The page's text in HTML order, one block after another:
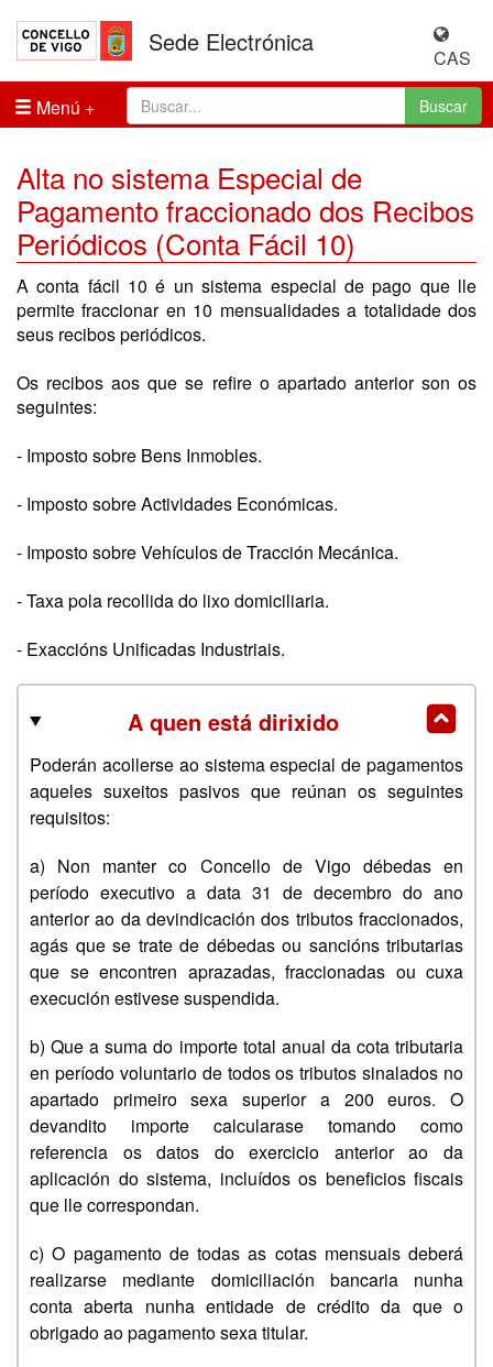
Sede Electrónica
CAS
Menú
Buscar
Alta no sistema Especial de
Pagamento fraccionado dos Recibos
Periódicos (Conta Fácil 10)
A conta fácil 10 é un sistema especial de pago que lle
permite fraccionar en 10 mensualidades a totalidade dos
seus recibos periódicos.
Os recibos aos que se refire o apartado anterior son os
seguintes:
- Imposto sobre Bens Inmobles.
- Imposto sobre Actividades Económicas.
- Imposto sobre Vehículos de Tracción Mecánica.
- Taxa pola recollida do lixo domiciliaria.
- Exaccións Unificadas Industriais.
A quen está dirixido
Poderán acollerse ao sistema especial de pagamentos
aqueles suxeitos pasivos que reúnan os seguintes
requisitos:
a) Non manter co Concello de Vigo débedas en
período executivo a data 31 de decembro do ano
anterior ao da devindicación dos tributos fraccionados,
agás que se trate de débedas ou sancións tributarias
que se encontren aprazadas, fraccionadas ou cuxa
execución estivese suspendida.
b) Que a suma do importe total anual da cota tributaria
en período voluntario de todos os tributos sinalados no
apartado primeiro sexa superior a 200 euros. O
devandito importe calcularase tomando como
referencia os datos do exercicio anterior ao da
aplicación do sistema, incluídos os beneficios fiscais
que lle correspondan.
c) O pagamento de todas as cotas mensuais deberá
realizarse mediante domiciliación bancaria nunha
conta aberta nunha entidade de crédito da que o
obrigado ao pagamento sexa titular.